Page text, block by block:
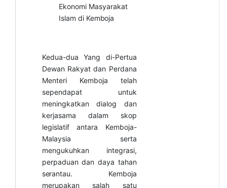
Ekonomi Masyarakat
Islam di Kemboja
Kedua-dua Yang di-Pertua
Dewan Rakyat dan Perdana
Menteri Kemboja telah
sependapat untuk
meningkatkan dialog dan
kerjasama dalam skop
legislatif antara Kemboja-
Malaysia serta
mengukuhkan integrasi,
perpaduan dan daya tahan
serantau. Kemboja
merupakan salah satu